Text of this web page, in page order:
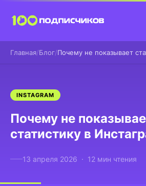
Главная Блог Почему не показывает
INSTAGRAM
Почему не
статистику в
13 апреля 2026 · 12 мин чтения